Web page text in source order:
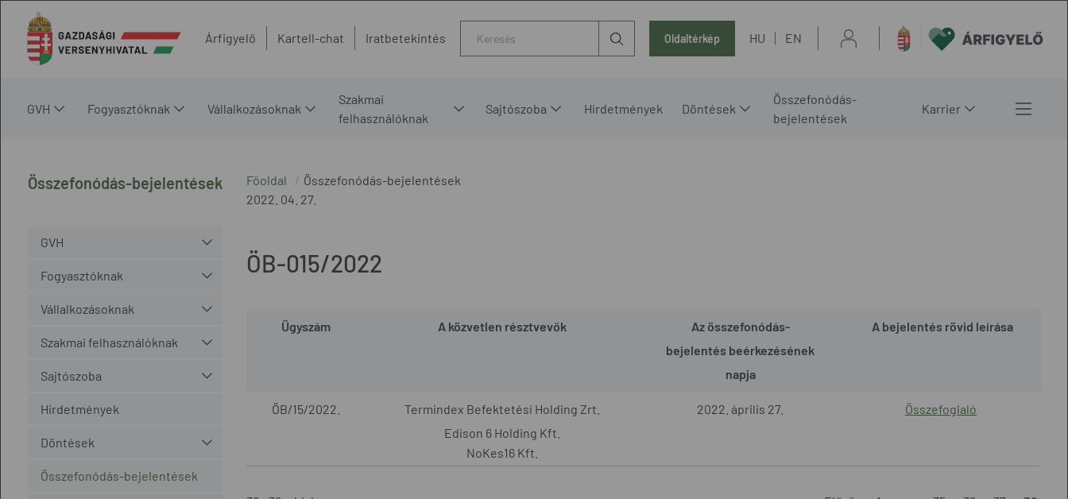
Árfigyelő Kartell-chat Iratbetekintés Oldaltérkép HU EN
GVH Fogyasztóknak Vállalkozásoknak
Szakmai
felhasználóknak
Sajtószoba Hirdetmények Döntések
Összefonódás-
bejelentések
Karrier
Összefonódás-bejelentések
GVH
Fogyasztóknak
Vállalkozásoknak
Szakmai felhasználóknak
Sajtószoba
Hirdetmények
Döntések
Összefonódás-bejelentések
Főoldal
Összefonódás-bejelentések
2022. 04. 27.
ÖB-015/2022
Ügyszám A közvetlen résztvevők
Az összefonódás-
bejelentés beérkezésének
napja
A bejelentés rövid leírása
ÖB/15/2022.
Termindex Befektetési Holding Zrt.
Edison 6 Holding Kft.
NoKes16 Kft.
2022. április 27. Összefoglaló